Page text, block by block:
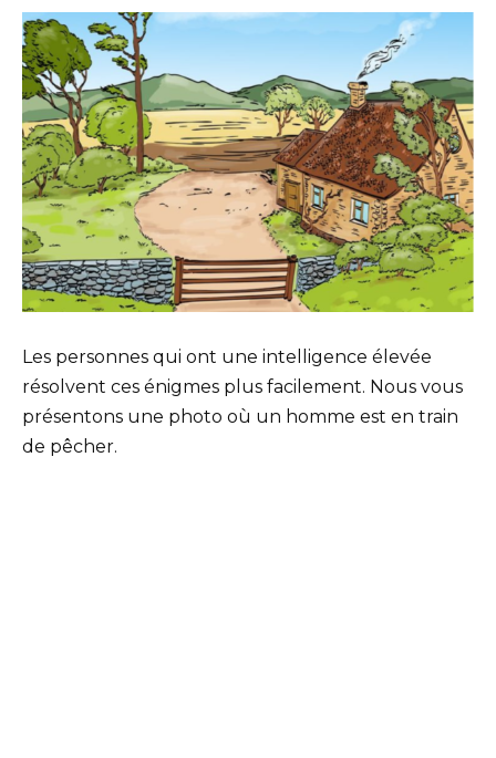
Les personnes qui ont une intelligence élevée
résolvent ces énigmes plus facilement. Nous vous
présentons une photo où un homme est en train
de pêcher.